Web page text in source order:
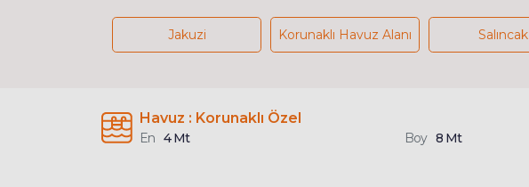
Jakuzi Korunaklı Havuz Alanı Salıncak
Havuz : Korunaklı Özel
En 4 Mt Boy 8 Mt